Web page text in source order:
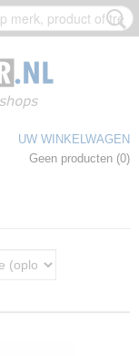
UW WINKELWAGEN
Geen producten (0)